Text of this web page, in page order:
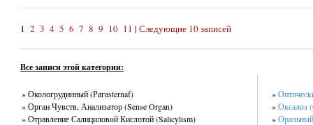
1 2 3 4 5 6 7 8 9 10 11 | Следующие 10 записей
Все записи этой категории:
» Окологрудинный (Рагаsternaf)
» Орган Чувств, Анализатор (Sense Organ)
» Отравление Салициловой Кислотой (Salicylism)
»
»Оксалоз
»